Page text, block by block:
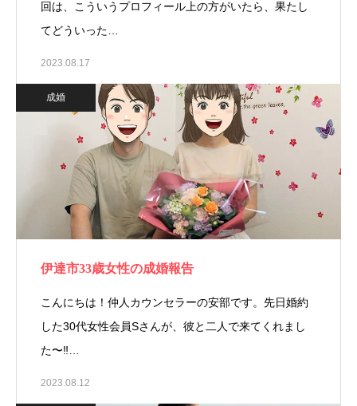
回は、こういうプロフィール上の方がいたら、果たし
てどういった…
2023.08.17
成婚
伊達市33歳女性の成婚報告
こんにちは！仲人カウンセラーの安部です。先日婚約
した30代女性会員Sさんが、彼と二人で来てくれまし
た〜‼…
2023.08.12